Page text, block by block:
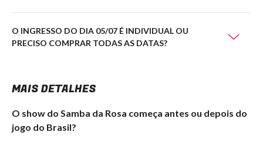
O INGRESSO DO DIA 05/07 É INDIVIDUAL OU
PRECISO COMPRAR TODAS AS DATAS?
MAIS DETALHES
O show do Samba da Rosa começa antes ou depois do
jogo do Brasil?